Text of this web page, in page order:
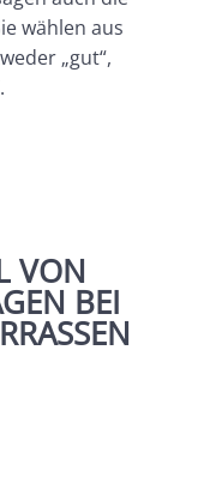
wählen aus
„gut“,
VON
BEI